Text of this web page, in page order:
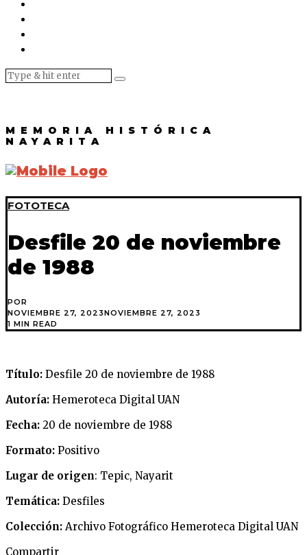
MEMORIA HISTÓRICA
NAYARITA
FOTOTECA
Desfile 20 de noviembre
de 1988
POR
NOVIEMBRE 27, 2023NOVIEMBRE 27, 2023
1 MIN READ
Título: Desfile 20 de noviembre de 1988
Autoría: Hemeroteca Digital UAN
Fecha: 20 de noviembre de 1988
Formato: Positivo
Lugar de origen: Tepic, Nayarit
Temática: Desfiles
Colección: Archivo Fotográfico Hemeroteca Digital UAN
Compartir